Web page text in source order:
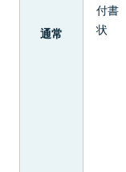
通常
付書
状